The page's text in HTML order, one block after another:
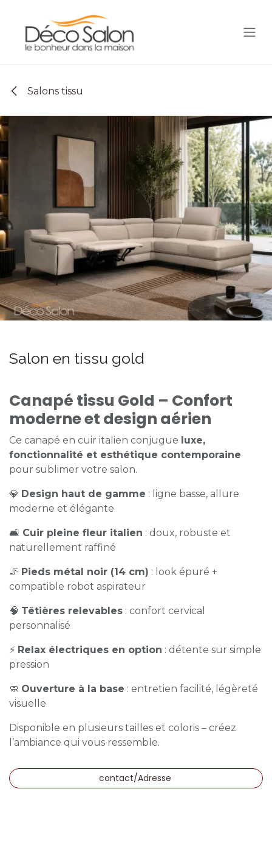
Salons tissu
Salon en tissu gold
Canapé tissu Gold – Confort
moderne et design aérien
Ce canapé en cuir italien conjugue luxe,
fonctionnalité et esthétique contemporaine
pour sublimer votre salon.
💎 Design haut de gamme : ligne basse, allure
moderne et élégante
🛋️ Cuir pleine fleur italien : doux, robuste et
naturellement raffiné
🦵 Pieds métal noir (14 cm) : look épuré +
compatible robot aspirateur
🧠 Têtières relevables : confort cervical
personnalisé
⚡ Relax électriques en option : détente sur simple
pression
🧼 Ouverture à la base : entretien facilité, légèreté
visuelle
Disponible en plusieurs tailles et coloris – créez
l’ambiance qui vous ressemble.
contact/Adresse